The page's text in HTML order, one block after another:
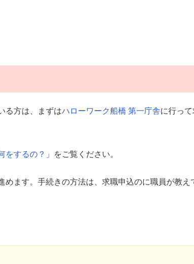
る方は、まずはハローワーク船橋 第一庁舎に行っ
をするの？ 」をご覧ください。
ます。手続きの方法は、求職申込のに職員が教え